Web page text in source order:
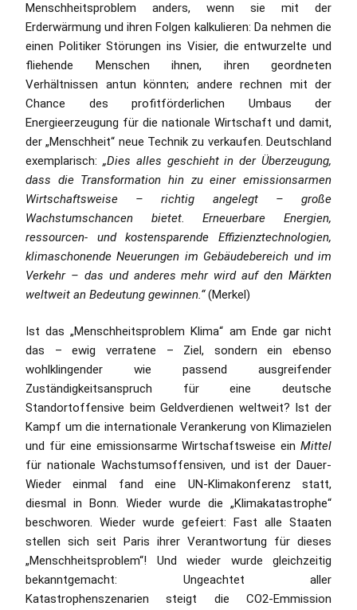
Menschheitsproblem anders, wenn sie mit der
Erderwärmung und ihren Folgen kalkulieren: Da nehmen die
einen Politiker Störungen ins Visier, die entwurzelte und
fliehende Menschen ihnen, ihren geordneten
Verhältnissen antun könnten; andere rechnen mit der
Chance des profitförderlichen Umbaus der
Energieerzeugung für die nationale Wirtschaft und damit,
der „Menschheit“ neue Technik zu verkaufen. Deutschland
exemplarisch: „Dies alles geschieht in der Überzeugung,
dass die Transformation hin zu einer emissionsarmen
Wirtschaftsweise – richtig angelegt – große
Wachstumschancen bietet. Erneuerbare Energien,
ressourcen- und kostensparende Effizienztechnologien,
klimaschonende Neuerungen im Gebäudebereich und im
Verkehr – das und anderes mehr wird auf den Märkten
weltweit an Bedeutung gewinnen.“(Merkel)
Ist das „Menschheitsproblem Klima“ am Ende gar nicht
das – ewig verratene – Ziel, sondern ein ebenso
wohlklingender wie passend ausgreifender
Zuständigkeitsanspruch für eine deutsche
Standortoffensive beim Geldverdienen weltweit? Ist der
Kampf um die internationale Verankerung von Klimazielen
und für eine emissionsarme Wirtschaftsweise ein Mittel
für nationale Wachstumsoffensiven, und ist der Dauer-
Wieder einmal fand eine UN-Klimakonferenz statt,
diesmal in Bonn. Wieder wurde die „Klimakatastrophe“
beschworen. Wieder wurde gefeiert: Fast alle Staaten
stellen sich seit Paris ihrer Verantwortung für dieses
„Menschheitsproblem“! Und wieder wurde gleichzeitig
bekanntgemacht: Ungeachtet aller
Katastrophenszenarien steigt die CO2-Emmission